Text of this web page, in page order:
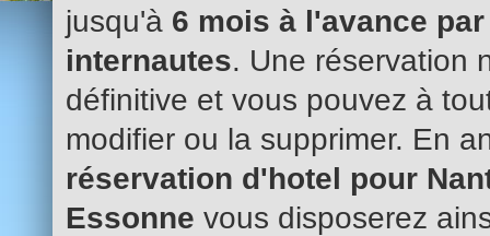
jusqu'à 6 mois à l'avance
internautes. Une réservation
définitive et vous pouvez à
modifier ou la supprimer. En
réservation d'hotel pour
Essonne vous disposerez